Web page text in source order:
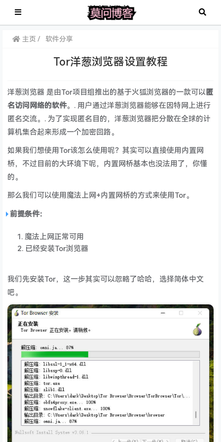
主页 软件分享
Tor洋葱浏览器设置教程
洋葱浏览器 是由Tor项目组推出的基于火狐浏览器的一款可以匿
名访问网络的软件。. 用户通过洋葱浏览器能够在因特网上进行
匿名交流。. 为了实现匿名目的，洋葱浏览器把分散在全球的计
算机集合起来形成一个加密回路。
如果我们想使用Tor该怎么使用呢？其实可以直接使用内置网
桥，不过目前的大环境下呢，内置网桥基本也没法用了，你懂
的。
那么我们可以使用魔法上网+内置网桥的方式来使用Tor。
前提条件：
魔法上网正常可用
已经安装Tor浏览器
我们先安装Tor，这一步其实可以忽略了哈哈，选择简体中文
吧。